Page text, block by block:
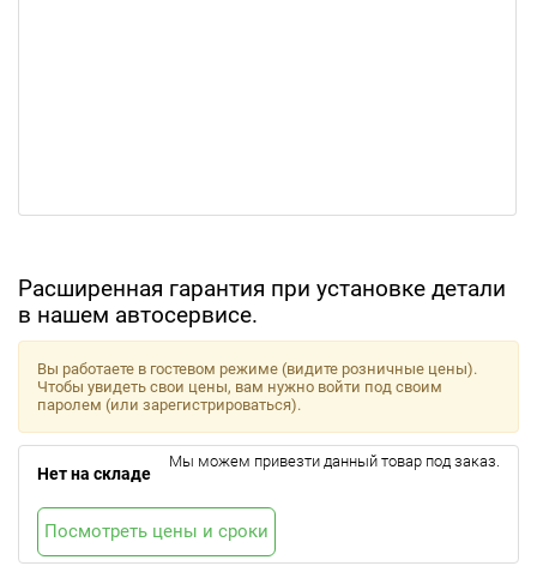
Расширенная гарантия при установке детали
в нашем автосервисе.
Вы работаете в гостевом режиме (видите розничные цены).
Чтобы увидеть свои цены, вам нужно войти под своим
паролем (или зарегистрироваться).
Нет на складе
Мы можем привезти данный товар под заказ.
Посмотреть цены и сроки